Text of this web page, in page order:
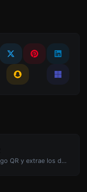
Sube una imagen de código QR y extrae los datos de ella.